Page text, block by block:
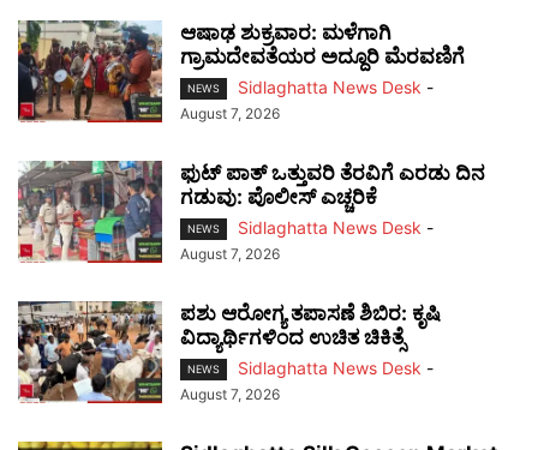
ಆಷಾಢ ಶುಕ್ರವಾರ: ಮಳೆಗಾಗಿ
ಗ್ರಾಮದೇವತೆಯರ ಅದ್ದೂರಿ ಮೆರವಣಿಗೆ
NEWS Sidlaghatta News Desk -
August 7, 2026
ಫುಟ್‌ ಪಾತ್ ಒತ್ತುವರಿ ತೆರವಿಗೆ ಎರಡು ದಿನ
ಗಡುವು: ಪೊಲೀಸ್ ಎಚ್ಚರಿಕೆ
NEWS Sidlaghatta News Desk -
August 7, 2026
ಪಶು ಆರೋಗ್ಯ ತಪಾಸಣೆ ಶಿಬಿರ: ಕೃಷಿ
ವಿದ್ಯಾರ್ಥಿಗಳಿಂದ ಉಚಿತ ಚಿಕಿತ್ಸೆ
NEWS Sidlaghatta News Desk -
August 7, 2026